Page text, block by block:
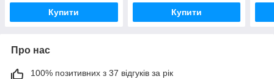
Купити Купити
Про нас
100% позитивних з 37 відгуків за рік